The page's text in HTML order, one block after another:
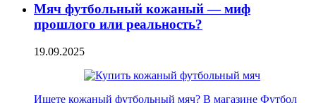
Мяч футбольный кожаный — миф
прошлого или реальность?
19.09.2025
Ищете кожаный футбольный мяч? В магазине Футбол